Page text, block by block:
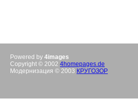
Powered by 4images
Copyright © 2002 4homepages.de
Модернизация © 2003 КРУГОЗОР